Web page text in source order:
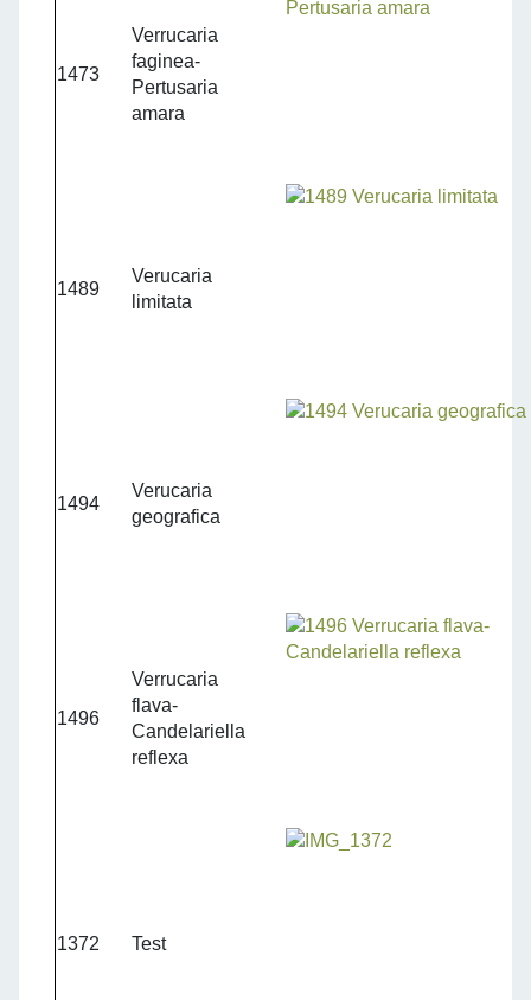
1473
Verrucaria
faginea-
Pertusaria
amara
1489
Verucaria
limitata
1494
Verucaria
geografica
1496
Verrucaria
flava-
Candelariella
reflexa
1372 Test